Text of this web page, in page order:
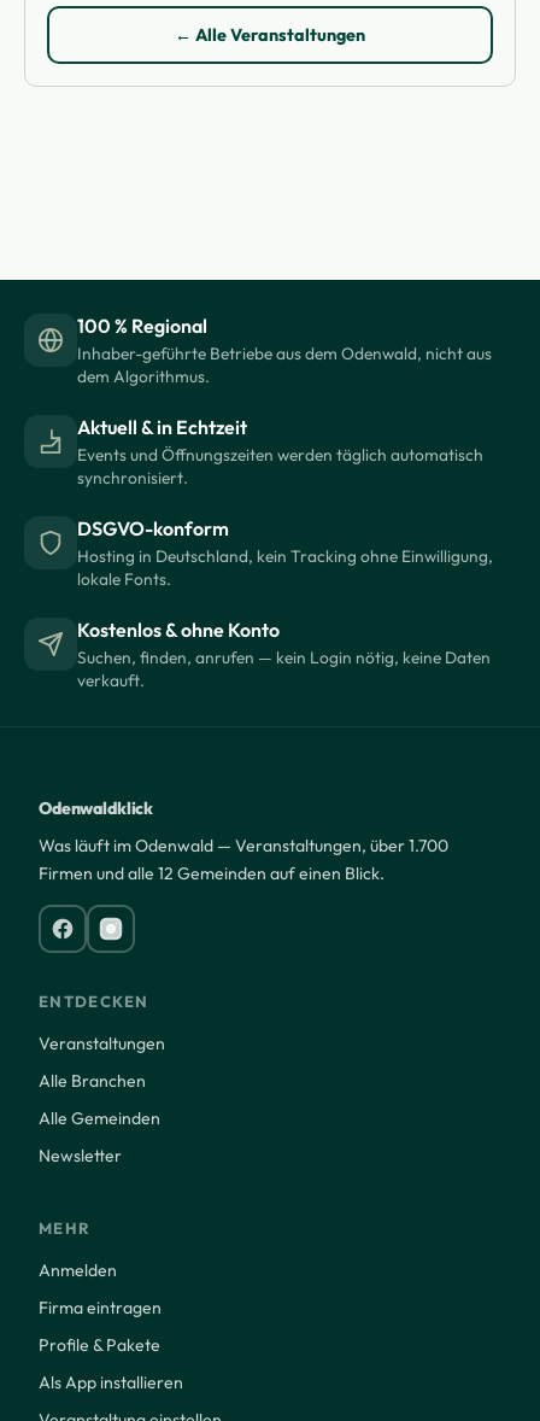
← Alle Veranstaltungen
100 % Regional
Inhaber-geführte Betriebe aus dem Odenwald, nicht aus
dem Algorithmus.
Aktuell & in Echtzeit
Events und Öffnungszeiten werden täglich automatisch
synchronisiert.
DSGVO-konform
Hosting in Deutschland, kein Tracking ohne Einwilligung,
lokale Fonts.
Kostenlos & ohne Konto
Suchen, finden, anrufen — kein Login nötig, keine Daten
verkauft.
Odenwaldklick
Was läuft im Odenwald — Veranstaltungen, über 1.700
Firmen und alle 12 Gemeinden auf einen Blick.
ENTDECKEN
Veranstaltungen
Alle Branchen
Alle Gemeinden
Newsletter
MEHR
Anmelden
Firma eintragen
Profile & Pakete
Als App installieren